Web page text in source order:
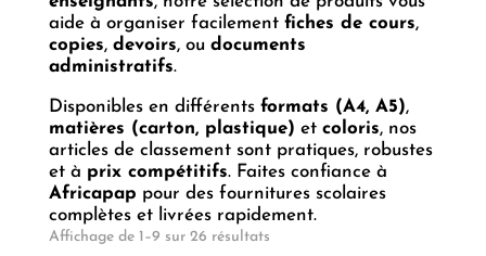
aide à organiser facilement fiches de cours,
copies, devoirs, ou documents
administratifs.
Disponibles en différents formats (A4, A5),
matières (carton, plastique) et coloris, nos
articles de classement sont pratiques, robustes
et à prix compétitifs. Faites confiance à
Africapap pour des fournitures scolaires
complètes et livrées rapidement.
Affichage de 1–9 sur 26 résultats